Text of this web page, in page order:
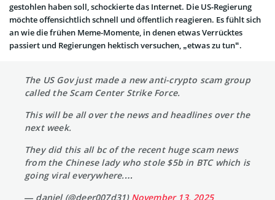
gestohlen haben soll, schockierte das Internet. Die US-Regierung
möchte offensichtlich schnell und öffentlich reagieren. Es fühlt sich
an wie die frühen Meme-Momente, in denen etwas Verrücktes
passiert und Regierungen hektisch versuchen, „etwas zu tun“.
The US Gov just made a new anti-crypto scam group
called the Scam Center Strike Force.
This will be all over the news and headlines over the
next week.
They did this all bc of the recent huge scam news
from the Chinese lady who stole $5b in BTC which is
going viral everywhere.…
— daniel (@deer007d31) November 13, 2025